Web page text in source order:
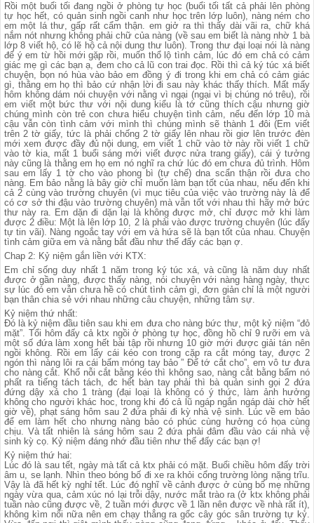
Rồi một buổi tối đang ngồi ở phòng tự học (buổi tối tất cả phải lên phòng
tự học hết, có quản sinh ngồi canh như học trên lớp luôn), nàng ném cho
em một lá thư, gấp rất cẩm thận. em giở ra thì thấy dài vãi ra, chữ khá
nắm nót nhưng không phải chữ của nàng (về sau em biết là nàng nhờ 1 bà
lớp 8 viết hộ, có lẽ hộ cả nội dung thư luôn). Trong thư đại loại nói là nàng
để ý em từ hồi mới gặp rồi, muốn thổ lộ tình cảm, lúc đó em chả có cảm
giác mẹ gì các bạn ạ, đem cho cả lũ con trai đọc. Rồi thì cả ký túc xá biết
chuyện, bọn nó hùa vào bảo em đồng ý đi trong khi em chả có cảm giác
gì, thằng em họ thì bảo cứ nhận lời đi sau này khác thấy thích. Mất mấy
hôm không dám nói chuyện với nằng vì ngại (ngại vì bị chúng nó trêu), rồi
em viết một bức thư với nội dung kiểu là tớ cũng thích cậu nhưng giờ
chúng mình còn trẻ con chưa hiểu chuyện tình cảm, nếu đến lớp 10 mà
cậu vẫn còn tình cảm với mình thì chúng mình sẽ thành 1 đôi (Em viết
trên 2 tờ giấy, tức là phải chống 2 tờ giấy lên nhau rồi giơ lên trước đèn
mới xem được đầy đủ nội dung, em viết 1 chữ vào tờ này rồi viết 1 chữ
vào tờ kia, mất 1 buổi sáng mới viết được nửa trang giấy), cái ý tưởng
này cũng là thằng em họ em nó nghĩ ra chứ lúc đó em chưa đủ trình. Hôm
sau em lấy 1 tờ cho vào phong bì (tự chế) dna scẩn thận rồi đưa cho
nàng. Em bảo nằng là bây giờ chỉ muốn làm bạn tốt của nhau, nếu đến khi
cả 2 cùng vào trường chuyên (vì mục tiêu của việc vào trường này là để
có cơ sở thi đậu vào trường chuyên) mà vẫn tốt với nhau thì hãy mở bức
thư này ra. Em dặn đi dặn lại là không được mở, chỉ được mở khi làm
được 2 điều: Một là lên lớp 10, 2 là phải vào được trường chuyên (lúc đấy
tự tin vãi). Nàng ngoắc tay với em và hứa sẽ là bạn tốt của nhau. Chuyện
tình cảm giữa em và nằng bắt đầu như thế đấy các bạn ợ.
Chap 2: Kỷ niệm gắn liền với KTX:
Em chỉ sống duy nhất 1 năm trong ký túc xá, và cũng là năm duy nhất
được ở gần nàng, được thấy nàng, nói chuyện với nàng hàng ngày, thực
sự lúc đó em vẫn chưa hề có chút tình cảm gì, đơn giản chỉ là một người
bạn thân chia sẻ với nhau những câu chuyện, những tâm sự.
Kỷ niệm thứ nhất:
Đó là kỷ niệm đầu tiên sau khi em đưa cho nàng bức thư, một kỷ niệm “đỏ
mặt”. Tổi hôm đấy cả ktx ngồi ở phòng tự học, đồng hồ chỉ 9 rưỡi em và
một số đứa làm xong hết bài tập rồi nhưng 10 giờ mới được giải tán nên
ngồi không. Rồi em lấy cái kéo con trong cặp ra cắt móng tay, được 2
ngón thì nàng lôi ra cái bấm móng tay bảo ” Để tớ cắt cho”, em vô tư đưa
cho nàng cắt. Khổ nỗi cắt bằng kéo thì không sao, nàng cắt bằng bấm nó
phất ra tiếng tách tách, đc hết bàn tay phải thì bà quản sinh gọi 2 đứa
đứng dậy xả cho 1 tràng (đại loại là không có ý thức, làm ảnh hưởng
không cho người khác hoc, trong khi đó cả lũ ngáp ngắn ngáp dài chờ hết
giờ về), phạt sáng hôm sau 2 đứa phải đi kỳ nhà vệ sinh. Lúc về em bảo
để em làm hết cho nhưng nàng bảo có phúc cùng hưởng có họa cùng
chịu. Và tất nhiên là sáng hôm sau 2 đứa phải đâm đầu vào cái nhà vệ
sinh kỳ cọ. Kỷ niệm đáng nhớ đầu tiên như thế đấy các bạn ợ!
Kỷ niệm thứ hai:
Lúc đó là sau tết, ngày mà tất cả ktx phải có mặt. Buổi chiều hôm đấy trời
âm u, se lạnh. Nhìn theo bóng bố đi xe ra khỏi cổng trường lòng nặng trĩu.
Vậy là đã hết kỳ nghỉ tết. Lúc đó nghĩ về cảnh được ở cùng bố mẹ những
ngày vừa qua, cảm xúc nó lại trỗi dậy, nước mắt trào ra (ở ktx không phải
tuần nào cũng được về, 2 tuần mới được về 1 lần nên được về nhà rất ít),
không kìm nổi nữa nên em chạy thẳng ra gốc cây góc sân trường tự kỷ.